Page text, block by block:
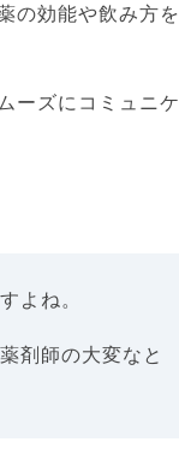
の効能や飲み方を
ーズにコミュニケ
よね。
剤師の大変なと